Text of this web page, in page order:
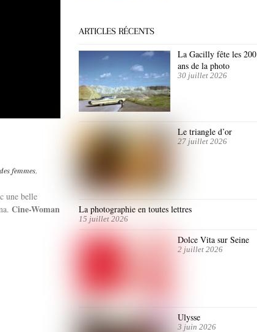
femmes,
une belle
Cine-Woman
ARTICLES RÉCENTS
La Gacilly fête les 200
ans de la photo
30 juillet 2026
Le triangle d’or
27 juillet 2026
La photographie en toutes lettres
15 juillet 2026
Dolce Vita sur Seine
2 juillet 2026
Ulysse
3 juin 2026